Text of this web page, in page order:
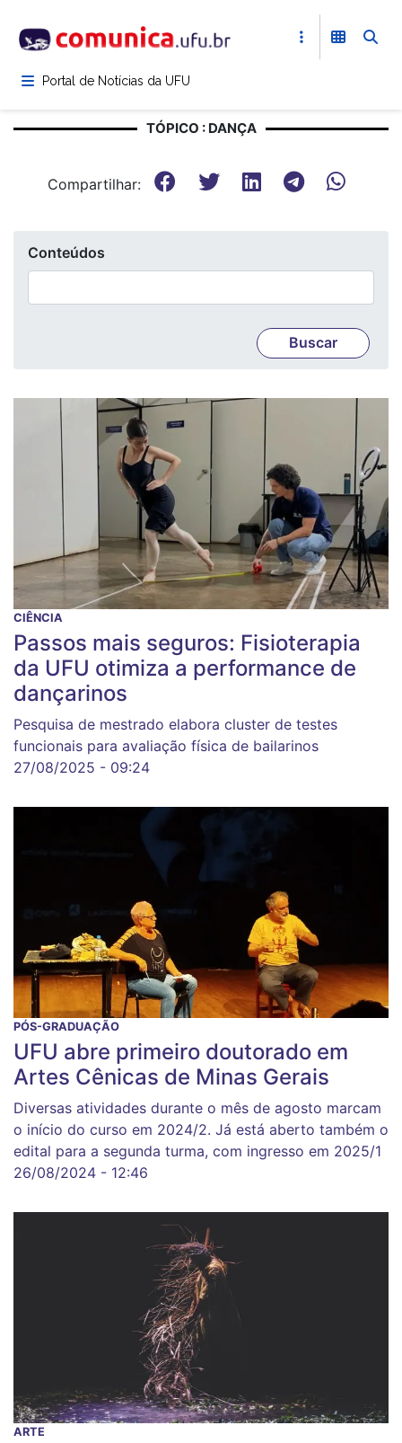
para
conteúdoPortal de Notícias da UFU
TÓPICO : DANÇA
Compartilhar:
Conteúdos
CIÊNCIA
Passos mais seguros: Fisioterapia
da UFU otimiza a performance de
dançarinos
Pesquisa de mestrado elabora cluster de testes
funcionais para avaliação física de bailarinos
27/08/2025 - 09:24
PÓS-GRADUAÇÃO
UFU abre primeiro doutorado em
Artes Cênicas de Minas Gerais
Diversas atividades durante o mês de agosto marcam
o início do curso em 2024/2. Já está aberto também o
edital para a segunda turma, com ingresso em 2025/1
26/08/2024 - 12:46
ARTE